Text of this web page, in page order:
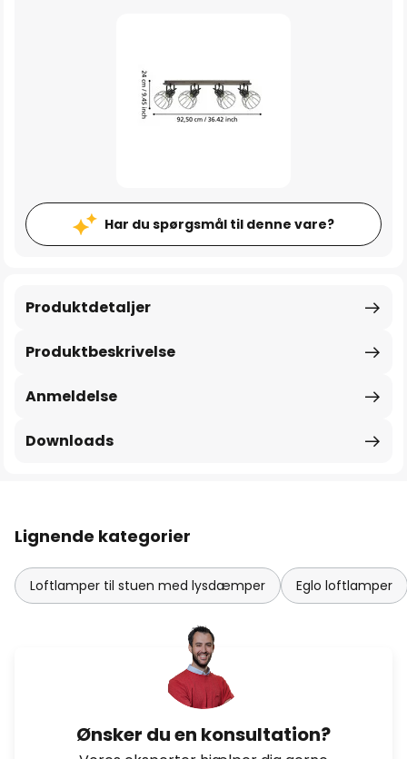
Har du spørgsmål til denne vare?
Produktbeskrivelse
Produktdetaljer
Anmeldelse
Downloads
Lignende kategorier
Loftlamper til stuen med lysdæmper Eglo loftlamper
Ønsker du en konsultation?